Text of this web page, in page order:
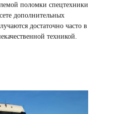
поломки спецтехники
дополнительных
достаточно часто в
техникой.